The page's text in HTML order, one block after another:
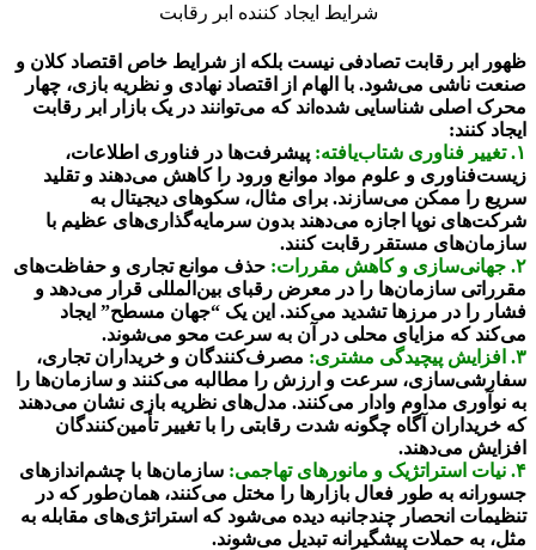
شرایط ایجاد کننده ابر رقابت
ظهور ابر رقابت تصادفی نیست بلکه از شرایط خاص اقتصاد کلان و
صنعت ناشی می‌شود. با الهام از اقتصاد نهادی و نظریه بازی، چهار
محرک اصلی شناسایی شده‌اند که می‌توانند در یک بازار ابر رقابت
ایجاد کنند:
۱. تغییر فناوری شتاب‌یافته:
پیشرفت‌ها در فناوری اطلاعات،
زیست‌فناوری و علوم مواد موانع ورود را کاهش می‌دهند و تقلید
سریع را ممکن می‌سازند. برای مثال، سکو‌های دیجیتال به
شرکت‌های نوپا اجازه می‌دهند بدون سرمایه‌گذاری‌های عظیم با
سازمان‌های مستقر رقابت کنند.
۲. جهانی‌سازی و کاهش مقررات:
حذف موانع تجاری و حفاظت‌های
مقرراتی سازمان‌ها را در معرض رقبای بین‌المللی قرار می‌دهد و
فشار را در مرزها تشدید می‌کند. این یک “جهان مسطح” ایجاد
می‌کند که مزایای محلی در آن به سرعت محو می‌شوند.
۳. افزایش پیچیدگی مشتری:
مصرف‌کنندگان و خریداران تجاری،
سفارشی‌سازی، سرعت و ارزش را مطالبه می‌کنند و سازمان‌ها را
به نوآوری مداوم وادار می‌کنند. مدل‌های نظریه بازی نشان می‌دهند
که خریداران آگاه چگونه شدت رقابتی را با تغییر تأمین‌کنندگان
افزایش می‌دهند.
۴. نیات استراتژیک و مانورهای تهاجمی:
سازمان‌ها با چشم‌اندازهای
جسورانه به طور فعال بازارها را مختل می‌کنند، همان‌طور که در
تنظیمات انحصار چندجانبه دیده می‌شود که استراتژی‌های مقابله به
مثل، به حملات پیشگیرانه تبدیل می‌شوند.